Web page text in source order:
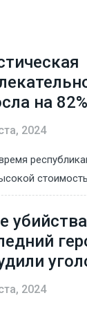
на 82%
2024
2024